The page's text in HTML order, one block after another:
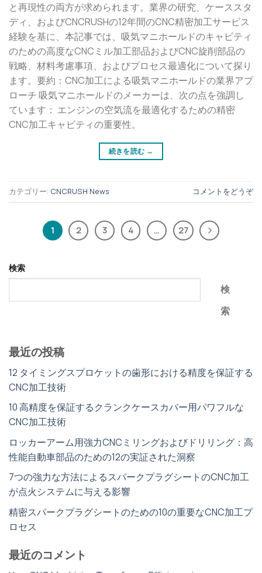
と再現性の両方が求められます。業界の研究、ケーススタ
ディ、およびCNCRUSHの12年間のCNC精密加工サービス
経験を基に、本記事では、吸気マニホールドのキャビティ
のための高度なCNCミル加工部品およびCNC旋削部品の
戦略、材料考慮事項、およびプロセス最適化について探り
ます。要約：CNC加工による吸気マニホールドの業界アプ
ローチ 吸気マニホールドのメーカーは、次の点を強調し
ています： エンジンの空気流を最適化するための精密
CNC加工キャビティの重要性。
続きを読む →
カテゴリー: CNCRUSH News コメントをどうぞ
1 2 3 4 … 27
検索
検
索
最近の投稿
12 タイミングスプロケットの歯形における精度を保証する
CNC加工技術
10 高精度を保証するクランクケースカバー用パワフルな
CNC加工技術
ロッカーアーム用強力CNCミリングおよびドリリング：高
性能自動車部品のための12の実証された洞察
7つの強力な方法によるスパークプラグシートのCNC加工
が点火システムに与える影響
精密スパークプラグシートのための10の重要なCNC加工プ
ロセス
最近のコメント